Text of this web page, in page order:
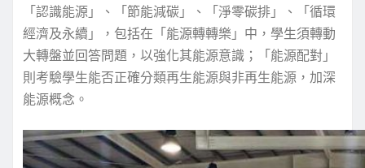
「認識能源」、「節能減碳」、「淨零碳排」、「循環
經濟及永續」，包括在「能源轉轉樂」中，學生須轉動
大轉盤並回答問題，以強化其能源意識；「能源配對」
則考驗學生能否正確分類再生能源與非再生能源，加深
能源概念。